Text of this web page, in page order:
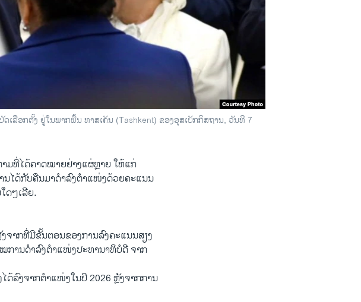
ເລືອກຕັ້ງ ຢູ່ໃນພາກພື້ນ ທາສເຄັນ (Tashkent) ຂອງອຸສເບັກກິສຖານ, ວັນທີ 7
ມທີ່ໄດ້ຄາດໝາຍຢ່າງແຜ່ຫຼາຍ ໃຫ້ແກ່
ນໄດ້ກັບຄືນມາດຳລົງຕຳແໜ່ງດ້ວຍຄະແນນ
ດໆເລີຍ.
ຈາກທີ່ມີຂັ້ນຕອນຂອງການລົງຄະແນນສຽງ
ການດຳລົງຕຳແໜ່ງປະທານາທິບໍດີ ຈາກ
ດ້ລົງຈາກຕຳແໜ່ງໃນປີ 2026 ຫຼັງຈາກການ